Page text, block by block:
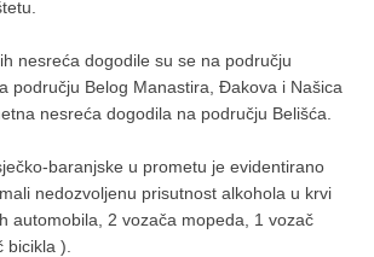
nesreća dogodile su se na području
području Belog Manastira, Đakova i Našica
nesreća dogodila na području Belišća.
baranjske u prometu je evidentirano
nedozvoljenu prisutnost alkohola u krvi
automobila, 2 vozača mopeda, 1 vozač
bicikla ).